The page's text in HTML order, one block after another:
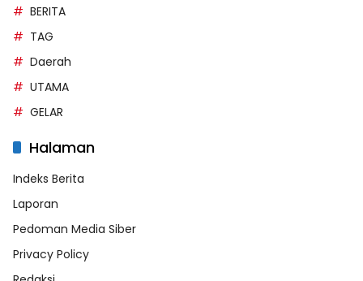
BERITA
TAG
Daerah
UTAMA
GELAR
Halaman
Indeks Berita
Laporan
Pedoman Media Siber
Privacy Policy